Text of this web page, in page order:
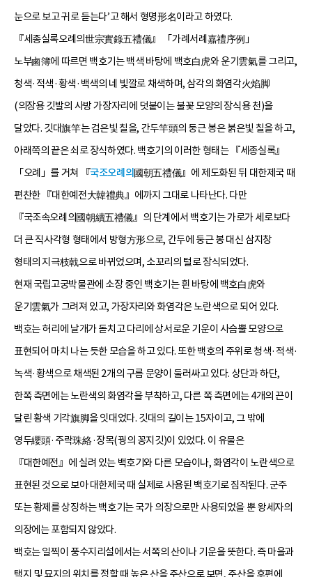
눈으로 보고 귀로 듣는다’고 해서 형명形名이라고 하였다.
『세종실록오례의世宗實錄五禮儀』 「가례서례嘉禮序例」
노부鹵簿에 따르면 백호기는 백색 바탕에 백호白虎와 운기雲氣를 그리고,
청색·적색·황색·백색의 네 빛깔로 채색하며, 삼각의 화염각火焰脚
(의장용 깃발의 사방 가장자리에 덧붙이는 불꽃 모양의 장식용 천)을
달았다. 깃대旗竿는 검은빛 칠을, 간두竿頭의 둥근 봉은 붉은빛 칠을 하고,
아래쪽의 끝은 쇠로 장식하였다. 백호기의 이러한 형태는 『세종실록』
「오례」를 거쳐 『국조오례의國朝五禮儀』에 제도화된 뒤 대한제국 때
편찬한 『대한예전大韓禮典』에까지 그대로 나타난다. 다만
『국조속오례의國朝續五禮儀』의 단계에서 백호기는 가로가 세로보다
더 큰 직사각형 형태에서 방형方形으로, 간두에 둥근 봉 대신 삼지창
형태의 지극枝戟으로 바뀌었으며, 소꼬리의 털로 장식되었다.
현재 국립고궁박물관에 소장 중인 백호기는 흰 바탕에 백호白虎와
운기雲氣가 그려져 있고, 가장자리와 화염각은 노란색으로 되어 있다.
백호는 허리에 날개가 돋치고 다리에 상서로운 기운이 사슴뿔 모양으로
표현되어 마치 나는 듯한 모습을 하고 있다. 또한 백호의 주위로 청색·적색·
녹색·황색으로 채색된 2개의 구름 문양이 둘러싸고 있다. 상단과 하단,
한쪽 측면에는 노란색의 화염각을 부착하고, 다른 쪽 측면에는 4개의 끈이
달린 황색 기각旗脚을 잇대었다. 깃대의 길이는 15자이고, 그 밖에
영두纓頭·주락珠絡·장목(꿩의 꽁지깃)이 있었다. 이 유물은
『대한예전』에 실려 있는 백호기와 다른 모습이나, 화염각이 노란색으로
표현된 것으로 보아 대한제국 때 실제로 사용된 백호기로 짐작된다. 군주
또는 황제를 상징하는 백호기는 국가 의장으로만 사용되었을 뿐 왕세자의
의장에는 포함되지 않았다.
백호는 일찍이 풍수지리설에서는 서쪽의 산이나 기운을 뜻한다. 즉 마을과
택지 및 묘지의 위치를 정할 때 높은 산을 주산으로 보면, 주산을 후편에